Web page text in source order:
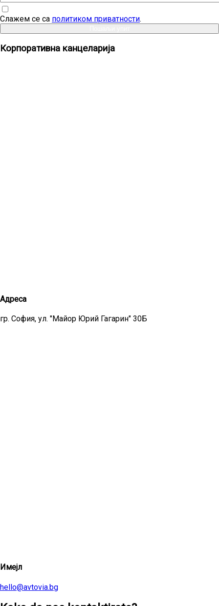
Слажем се са политиком приватности.
Корпоративна канцеларија
Адреса
гр. София, ул. "Майор Юрий Гагарин" 30Б
Имејл
hello@avtovia.bg